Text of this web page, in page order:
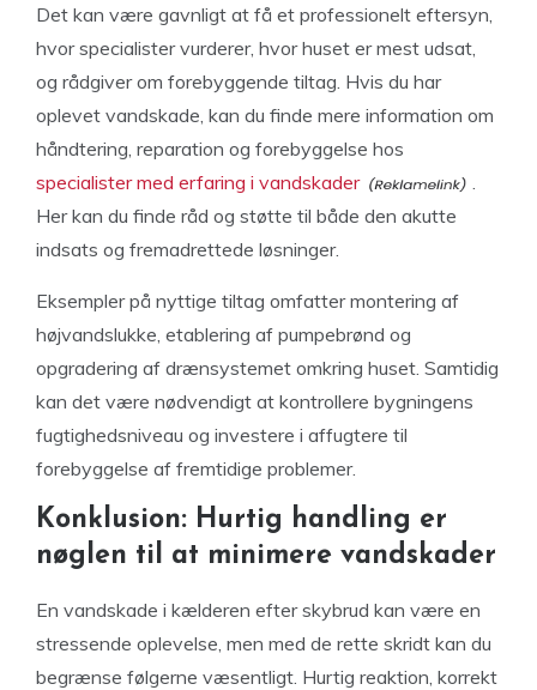
Det kan være gavnligt at få et professionelt eftersyn,
hvor specialister vurderer, hvor huset er mest udsat,
og rådgiver om forebyggende tiltag. Hvis du har
oplevet vandskade, kan du finde mere information om
håndtering, reparation og forebyggelse hos
specialister med erfaring i vandskader
Her kan du finde råd og støtte til både den akutte
indsats og fremadrettede løsninger.
Eksempler på nyttige tiltag omfatter montering af
højvandslukke, etablering af pumpebrønd og
opgradering af drænsystemet omkring huset. Samtidig
kan det være nødvendigt at kontrollere bygningens
fugtighedsniveau og investere i affugtere til
forebyggelse af fremtidige problemer.
Konklusion: Hurtig handling er
nøglen til at minimere vandskader
En vandskade i kælderen efter skybrud kan være en
stressende oplevelse, men med de rette skridt kan du
begrænse følgerne væsentligt. Hurtig reaktion, korrekt